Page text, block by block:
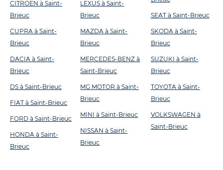
CITROEN à Saint-
Brieuc
CUPRA à Saint-
Brieuc
DACIA à Saint-
Brieuc
DS à Saint-Brieuc
FIAT à Saint-Brieuc
FORD à Saint-Brieuc
HONDA à Saint-
Brieuc
LEXUS à Saint-
Brieuc
MAZDA à Saint-
Brieuc
MERCEDES-BENZ à
Saint-Brieuc
MG MOTOR à Saint-
Brieuc
MINI à Saint-Brieuc
NISSAN à Saint-
Brieuc
SEAT à Saint-Brieuc
SKODA à Saint-
Brieuc
SUZUKI à Saint-
Brieuc
TOYOTA à Saint-
Brieuc
VOLKSWAGEN à
Saint-Brieuc